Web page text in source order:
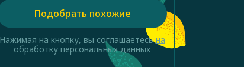
Подобрать похожие
Нажимая на кнопку, вы соглашаетесьна
обработку персональных данных